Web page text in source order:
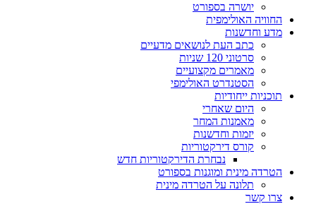
יושרה בספורט
החוויה האולימפית
מדע וחדשנות
כתב העת לנושאים מדעיים
סרטוני 120 שניות
מאמרים מקצועיים
הסטנדרט האולימפי
תוכניות ייחודיות
היום שאחרי
מאמנות המחר
יזמות וחדשנות
קורס דירקטוריות
נבחרת הדירקטוריות חדש
הטרדה מינית ומוגנות בספורט
תלונה על הטרדה מינית
צרו קשר